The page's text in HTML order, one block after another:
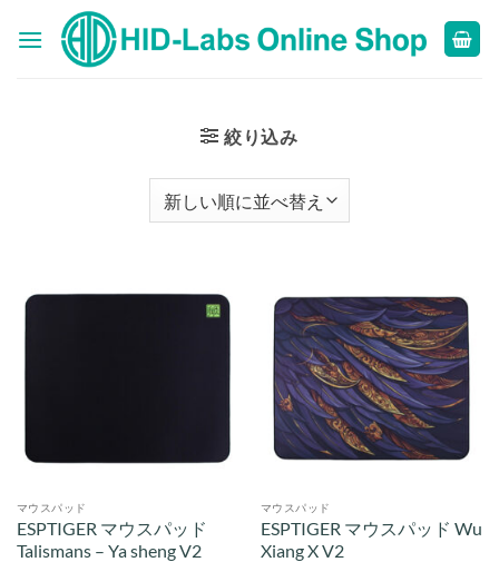
絞り込み
マウスパッド
ESPTIGER マウスパッド
Talismans – Ya sheng V2
マウスパッド
ESPTIGER マウスパッド Wu
Xiang X V2